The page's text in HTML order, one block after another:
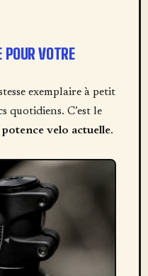
VOTRE
exemplaire à petit
quotidiens. C’est le
velo actuelle.